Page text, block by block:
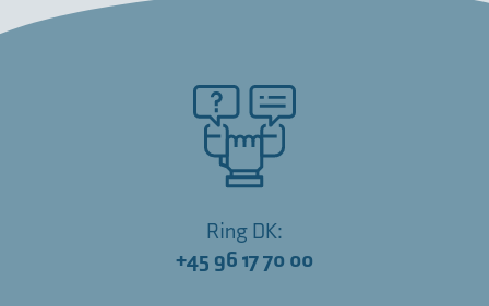
Ring DK:
+45 96 17 70 00